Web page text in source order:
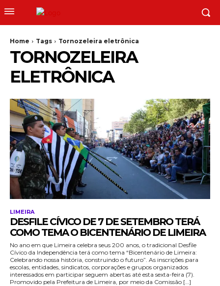
Home Tags Tornozeleira eletrônica
TORNOZELEIRA
ELETRÔNICA
LIMEIRA
DESFILE CÍVICO DE 7 DE SETEMBRO TERÁ
COMO TEMA O BICENTENÁRIO DE LIMEIRA
No ano em que Limeira celebra seus 200 anos, o tradicional Desfile
Cívico da Independência terá como tema “Bicentenário de Limeira:
Celebrando nossa história, construindo o futuro”. As inscrições para
escolas, entidades, sindicatos, corporações e grupos organizados
interessados em participar seguem abertas até esta sexta-feira (7).
Promovido pela Prefeitura de Limeira, por meio da Comissão […]